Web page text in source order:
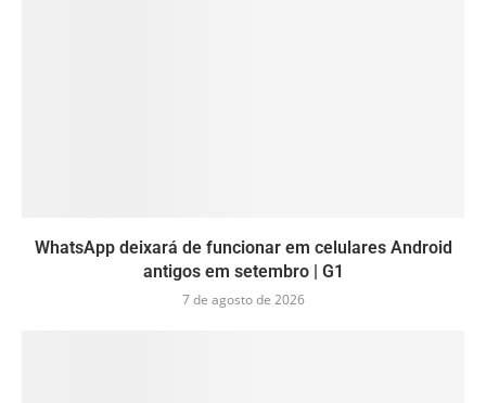
WhatsApp deixará de funcionar em celulares Android
antigos em setembro | G1
7 de agosto de 2026